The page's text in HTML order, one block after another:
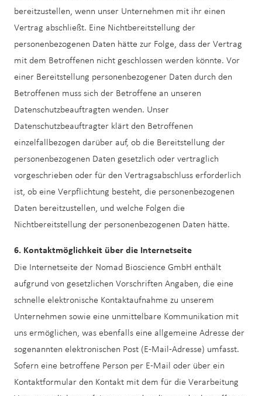
bereitzustellen, wenn unser Unternehmen mit ihr einen
Vertrag abschließt. Eine Nichtbereitstellung der
personenbezogenen Daten hätte zur Folge, dass der Vertrag
mit dem Betroffenen nicht geschlossen werden könnte. Vor
einer Bereitstellung personenbezogener Daten durch den
Betroffenen muss sich der Betroffene an unseren
Datenschutzbeauftragten wenden. Unser
Datenschutzbeauftragter klärt den Betroffenen
einzelfallbezogen darüber auf, ob die Bereitstellung der
personenbezogenen Daten gesetzlich oder vertraglich
vorgeschrieben oder für den Vertragsabschluss erforderlich
ist, ob eine Verpflichtung besteht, die personenbezogenen
Daten bereitzustellen, und welche Folgen die
Nichtbereitstellung der personenbezogenen Daten hätte.
6. Kontaktmöglichkeit über die Internetseite
Die Internetseite der Nomad Bioscience GmbH enthält
aufgrund von gesetzlichen Vorschriften Angaben, die eine
schnelle elektronische Kontaktaufnahme zu unserem
Unternehmen sowie eine unmittelbare Kommunikation mit
uns ermöglichen, was ebenfalls eine allgemeine Adresse der
sogenannten elektronischen Post (E-Mail-Adresse) umfasst.
Sofern eine betroffene Person per E-Mail oder über ein
Kontaktformular den Kontakt mit dem für die Verarbeitung